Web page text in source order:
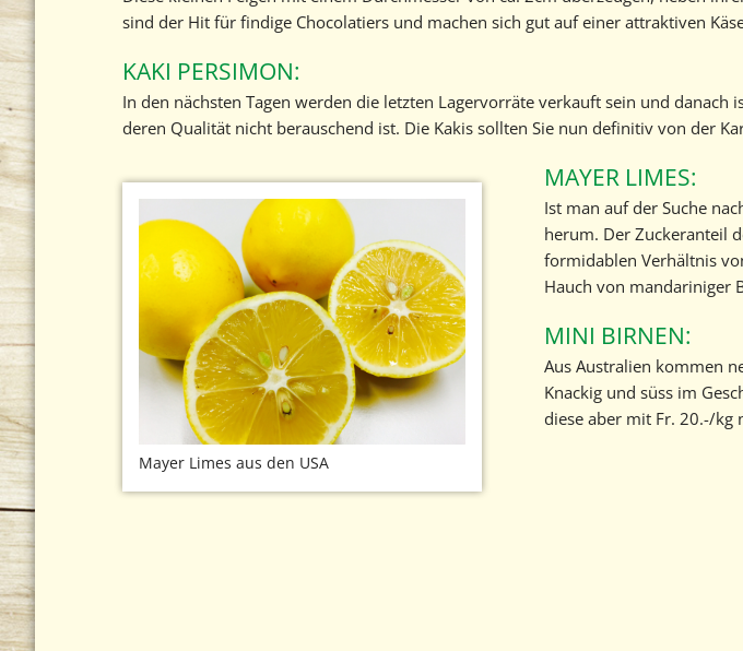
sind der Hit für findige Chocolatiers und machen sich gut auf einer attraktiven
KAKI PERSIMON:
In den nächsten Tagen werden die letzten Lagervorräte verkauft sein und danach
deren Qualität nicht berauschend ist. Die Kakis sollten Sie nun definitiv von der
Mayer Limes aus den USA
MAYER LIMES:
Ist man auf der Suche
herum. Der Zuckeranteil
formidablen Verhältnis
Hauch von mandariniger
MINI BIRNEN:
Aus Australien kommen
Knackig und süss im
diese aber mit Fr. 20.-/kg